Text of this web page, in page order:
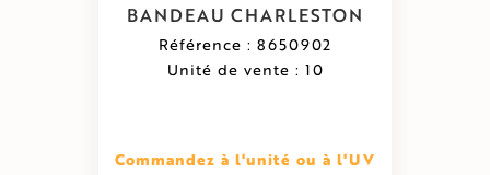
BANDEAU CHARLESTON
Référence : 8650902
Unité de vente : 10
Commandez à l'unité ou à l'UV